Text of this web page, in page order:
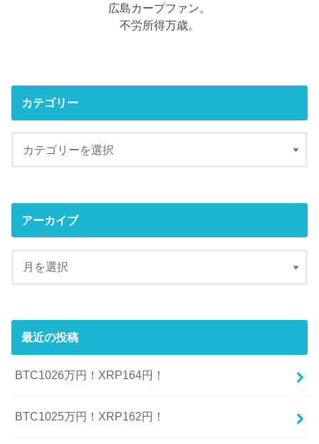
広島カープファン。
不労所得万歳。
カテゴリー
アーカイブ
最近の投稿
BTC1026万円！XRP164円！
BTC1025万円！XRP162円！